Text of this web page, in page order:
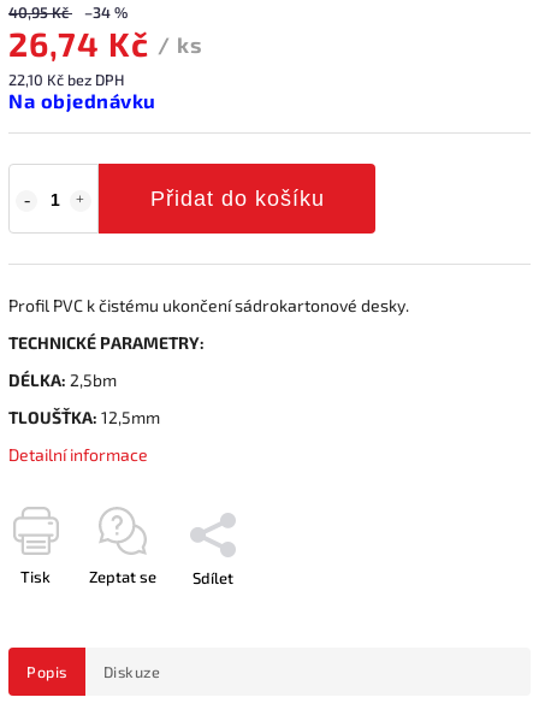
40,95 Kč –34 %
26,74 Kč / ks
22,10 Kč bez DPH
Na objednávku
Přidat do košíku
Profil PVC k čistému ukončení sádrokartonové desky.
TECHNICKÉ PARAMETRY:
DÉLKA: 2,5bm
TLOUŠŤKA: 12,5mm
Detailní informace
Tisk Zeptat se Sdílet
Popis Diskuze